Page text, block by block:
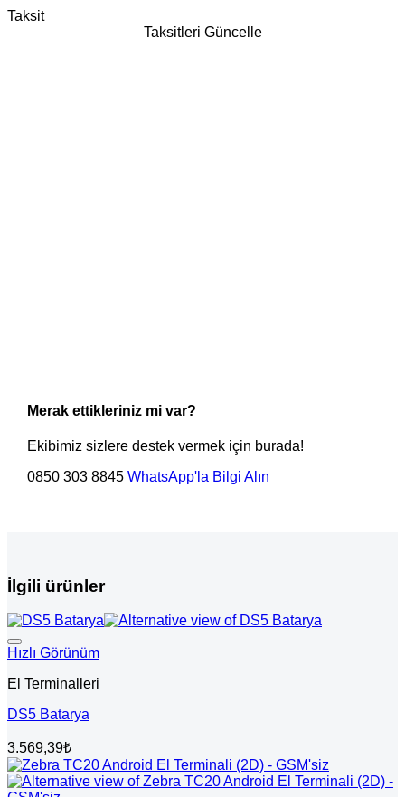
Taksit
Taksitleri Güncelle
Merak ettikleriniz mi var?
Ekibimiz sizlere destek vermek için burada!
0850 303 8845 WhatsApp'la Bilgi Alın
İlgili ürünler
Hızlı Görünüm
El Terminalleri
DS5 Batarya
3.569,39₺